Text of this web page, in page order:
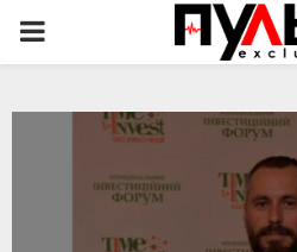
PRIMARY